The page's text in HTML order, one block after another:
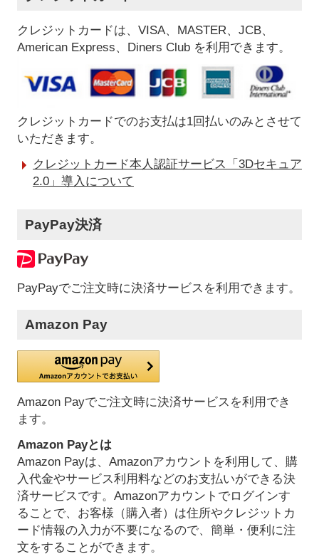
クレジットカードは、VISA、MASTER、JCB、
American Express、Diners Club を利用できます。
クレジットカードでのお支払は1回払いのみとさせて
いただきます。
クレジットカード本人認証サービス「3Dセキュア
2.0」導入について
PayPay決済
PayPayでご注文時に決済サービスを利用できます。
Amazon Pay
Amazon Payでご注文時に決済サービスを利用でき
ます。
Amazon Payとは
Amazon Payは、Amazonアカウントを利用して、購
入代金やサービス利用料などのお支払いができる決
済サービスです。Amazonアカウントでログインす
ることで、お客様（購入者）は住所やクレジットカ
ード情報の入力が不要になるので、簡単・便利に注
文をすることができます。